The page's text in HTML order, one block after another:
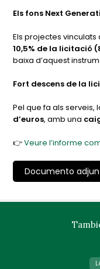
Els fons Next
Els projectes
10,5% de la licitació
baixa d’aquest
Fort descens de la
Pel que fa als serveis,
d’euros, amb una
👉Veure l’informe
Documento